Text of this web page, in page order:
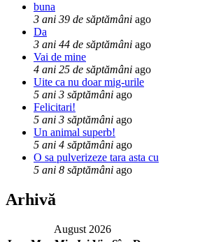
buna
3 ani 39 de săptămâni ago
Da
3 ani 44 de săptămâni ago
Vai de mine
4 ani 25 de săptămâni ago
Uite ca nu doar mig-urile
5 ani 3 săptămâni ago
Felicitari!
5 ani 3 săptămâni ago
Un animal superb!
5 ani 4 săptămâni ago
O sa pulverizeze tara asta cu
5 ani 8 săptămâni ago
Arhivă
August 2026